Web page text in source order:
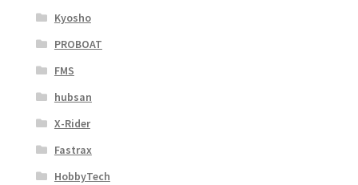
Kyosho
PROBOAT
FMS
hubsan
X-Rider
Fastrax
HobbyTech